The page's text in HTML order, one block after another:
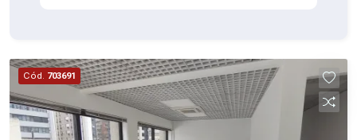
o imóvel está localizado é muito arborizado e
conta com supermercados, café, padaria, dentre
outros serviços Agende sua visita e confirme!
Cód. 703691